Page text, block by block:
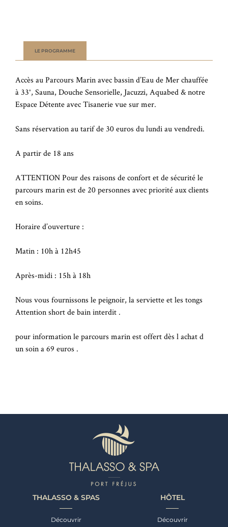
LE PROGRAMME
Accès au Parcours Marin avec bassin d’Eau de Mer chauffée
à 33°, Sauna, Douche Sensorielle, Jacuzzi, Aquabed & notre
Espace Détente avec Tisanerie vue sur mer.
Sans réservation au tarif de 30 euros du lundi au vendredi.
A partir de 18 ans
ATTENTION Pour des raisons de confort et de sécurité le
parcours marin est de 20 personnes avec priorité aux clients
en soins.
Horaire d’ouverture :
Matin : 10h à 12h45
Après-midi : 15h à 18h
Nous vous fournissons le peignoir, la serviette et les tongs
Attention short de bain interdit .
pour information le parcours marin est offert dès l achat d
un soin a 69 euros .
THALASSO & SPAS
Découvrir
HÔTEL
Découvrir